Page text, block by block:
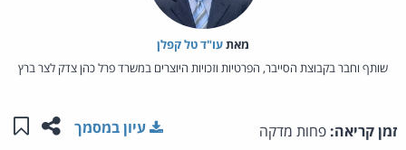
מאת‏עו"ד טל קפלן
שותף וחבר בקבוצת הסייבר, הפרטיות וזכויות היוצרים במשרד פרל כהן צדק לצר ברץ
זמן קריאה: פחות מדקה שתפו
עיון במסמך